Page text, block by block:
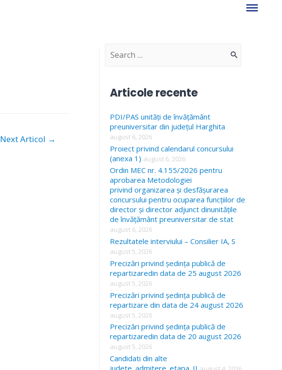
Next Articol →
S
c
h
f
o
r
:
Articole recente
PDI/PAS unități de învățământ
preuniversitar din județul Harghita
august 6, 2026
Proiect privind calendarul concursului
(anexa 1) august 6, 2026
Ordin MEC nr. 4.155/2026 pentru
aprobarea Metodologiei
privind organizarea și desfășurarea
concursului pentru ocuparea funcțiilor de
director și director adjunct dinunitățile
de învățământ preuniversitar de stat
august 6, 2026
Rezultatele interviului – Consilier IA, S
august 5, 2026
Precizări privind ședința publică de
repartizaredin data de 25 august 2026
august 5, 2026
Precizări privind ședința publică de
repartizare din data de 24 august 2026
august 5, 2026
Precizări privind ședința publică de
repartizaredin data de 20 august 2026
august 5, 2026
Candidati din alte